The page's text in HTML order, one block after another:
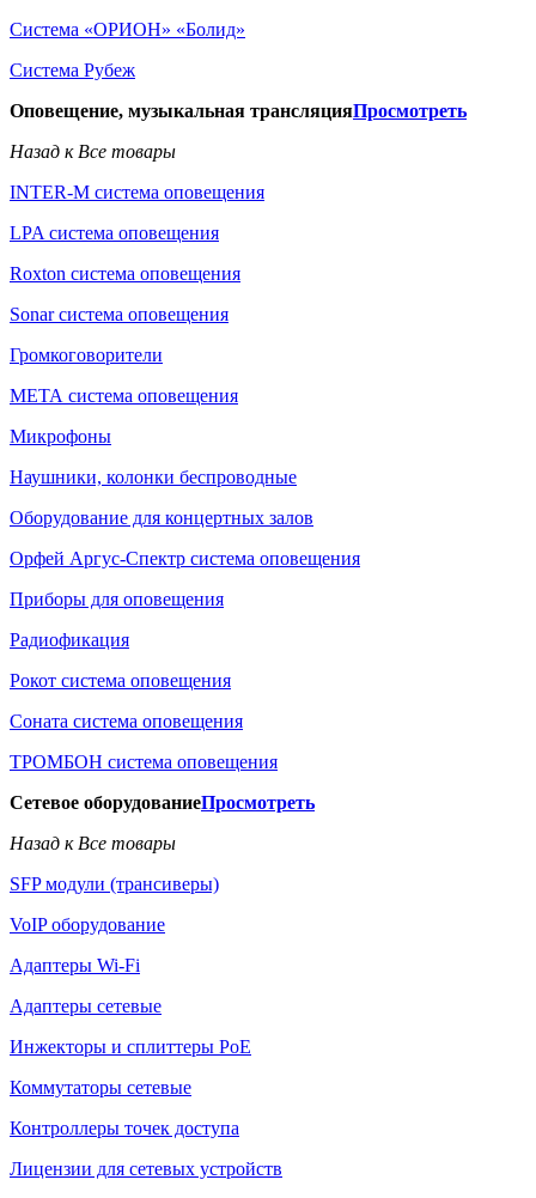
Система «ОРИОН» «Болид»
Система Рубеж
Оповещение, музыкальная трансляцияПросмотреть
Назад к Все товары
INTER-M система оповещения
LPA система оповещения
Roxton система оповещения
Sonar система оповещения
Громкоговорители
МЕТА система оповещения
Микрофоны
Наушники, колонки беспроводные
Оборудование для концертных залов
Орфей Аргус-Спектр система оповещения
Приборы для оповещения
Радиофикация
Рокот система оповещения
Соната система оповещения
ТРОМБОН система оповещения
Сетевое оборудованиеПросмотреть
Назад к Все товары
SFP модули (трансиверы)
VoIP оборудование
Адаптеры Wi-Fi
Адаптеры сетевые
Инжекторы и сплиттеры РоЕ
Коммутаторы сетевые
Контроллеры точек доступа
Лицензии для сетевых устройств